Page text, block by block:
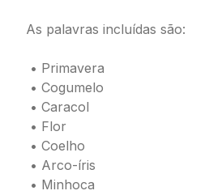
As palavras incluídas são:
• Primavera
• Cogumelo
• Caracol
• Flor
• Coelho
• Arco-íris
• Minhoca